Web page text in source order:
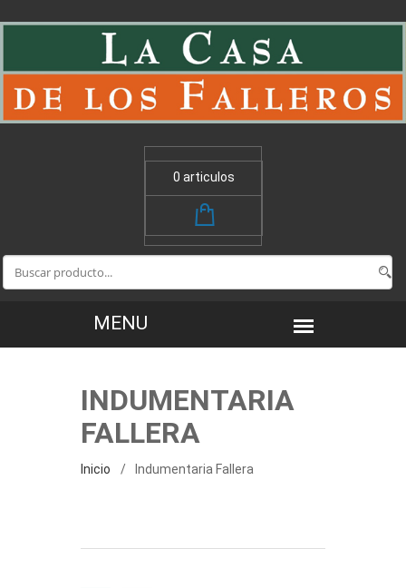
0 articulos
INDUMENTARIA
FALLERA
Inicio Indumentaria Fallera